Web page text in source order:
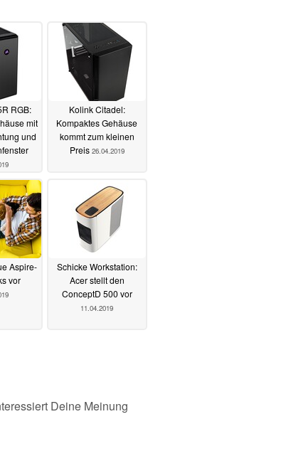
RGB:
mit
und
Kolink Citadel:
Kompaktes Gehäuse
kommt zum kleinen
Preis 26.04.2019
Aspire-
vor
Schicke Workstation:
Acer stellt den
ConceptD 500 vor
11.04.2019
Deine Meinung